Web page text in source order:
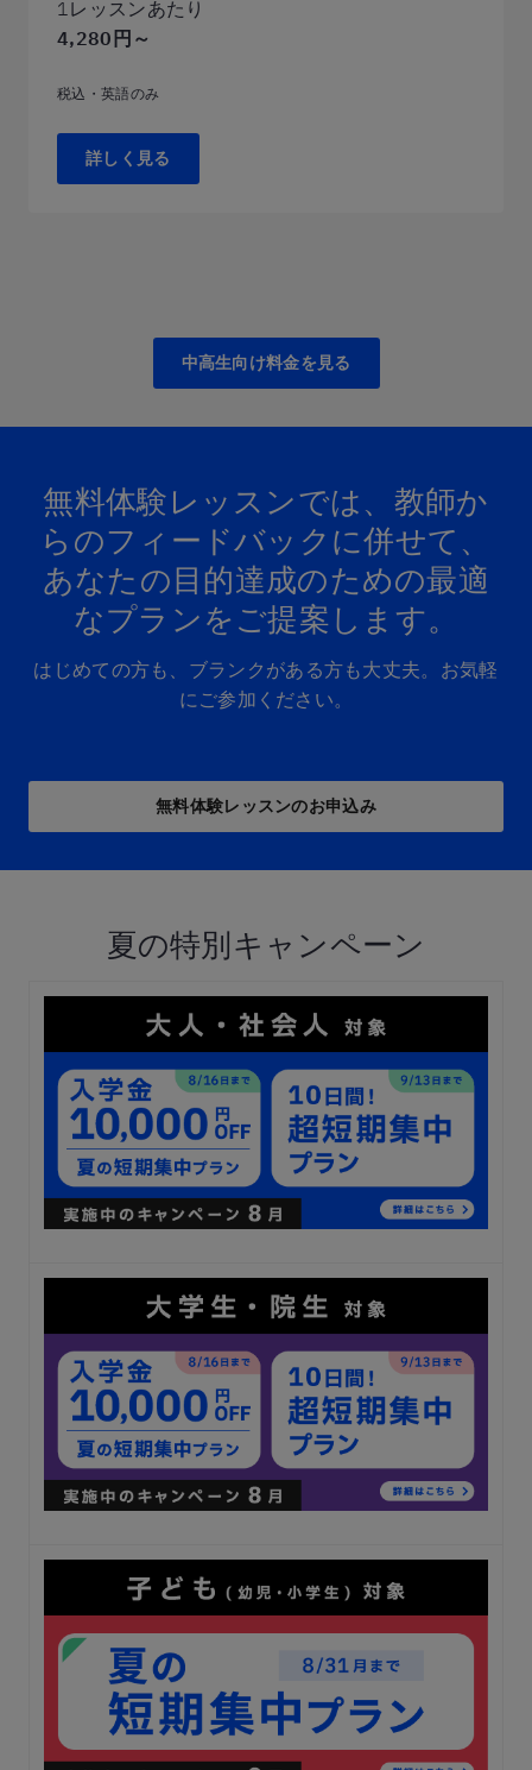
1レッスンあたり
4,280円～
税込・英語のみ
詳しく見る
中高生向け料金を見る
無料体験レッスンでは、​教師か
らの​フィードバックに​併せて、
あなたの​目的達成の​ための​最適
な​プランを​ご提案します。​
はじめての方も、ブランクがある方も大丈夫。お気軽
にご参加ください。
無料体験レッスンの​お申込み
夏の特別キャンペーン